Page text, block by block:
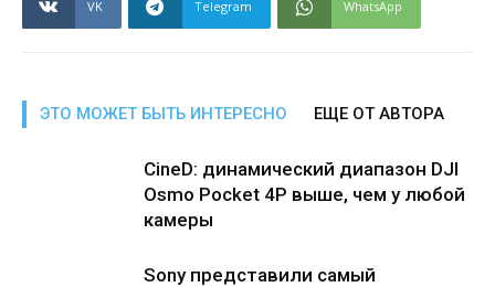
VK Telegram WhatsApp
ЭТО МОЖЕТ БЫТЬ ИНТЕРЕСНО ЕЩЕ ОТ АВТОРА
CineD: динамический диапазон DJI
Osmo Pocket 4P выше, чем у любой
камеры
Sony представили самый